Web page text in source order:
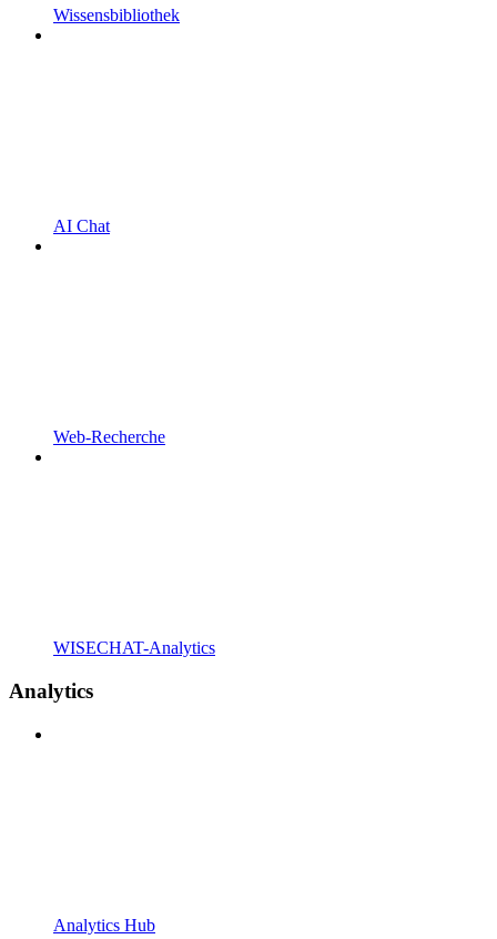
Wissensbibliothek
AI Chat
Web-Recherche
WISECHAT-Analytics
Analytics
Analytics Hub